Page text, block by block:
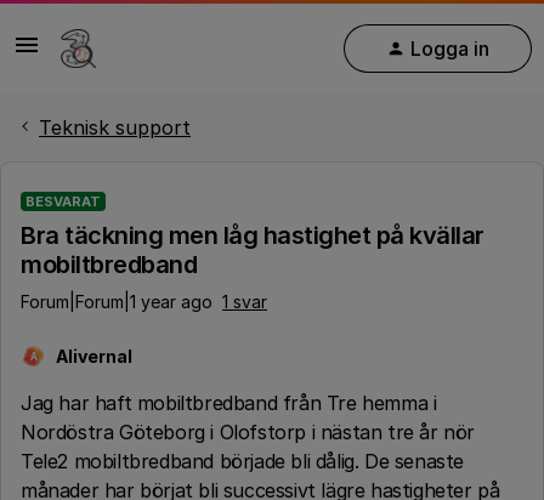
Logga in
Teknisk support
BESVARAT
Bra täckning men låg hastighet på kvällar
mobiltbredband
Forum|Forum|1 year ago 1 svar
A Alivernal
Jag har haft mobiltbredband från Tre hemma i
Nordöstra Göteborg i Olofstorp i nästan tre år nör
Tele2 mobiltbredband började bli dålig. De senaste
månader har börjat bli successivt lägre hastigheter på